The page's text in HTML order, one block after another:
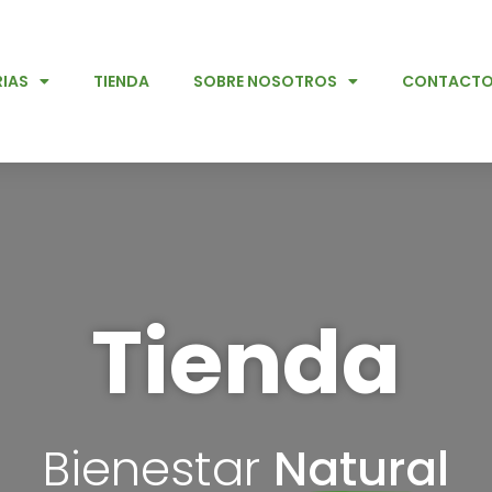
TIENDA SOBRE NOSOTROS CONTACTO
Tienda
Bienestar Natural